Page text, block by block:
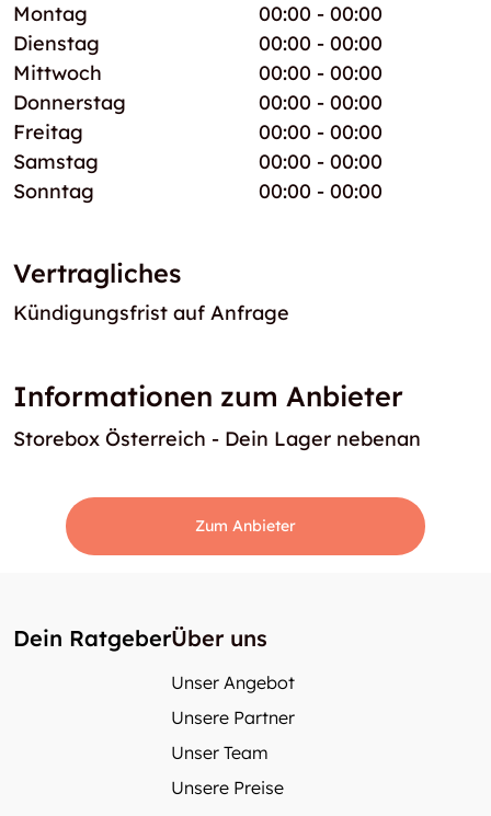
Montag
00:00 - 00:00
Dienstag
00:00 - 00:00
Mittwoch
00:00 - 00:00
Donnerstag
00:00 - 00:00
Freitag
00:00 - 00:00
Samstag
00:00 - 00:00
Sonntag
00:00 - 00:00
Vertragliches
Kündigungsfrist auf Anfrage
Informationen zum Anbieter
Storebox Österreich - Dein Lager nebenan
Zum Anbieter
Dein RatgeberÜber uns
Unser Angebot
Unsere Partner
Unser Team
Unsere Preise